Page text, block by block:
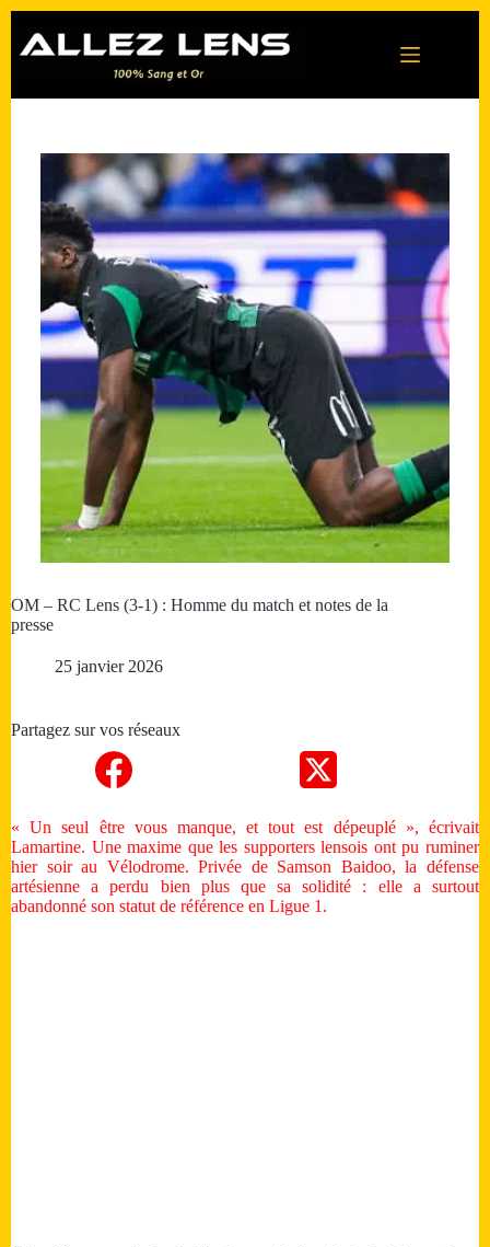
contenu
OM – RC Lens (3-1) : Homme du match et notes de la
presse
25 janvier 2026
Partagez sur vos réseaux
« Un seul être vous manque, et tout est dépeuplé », écrivait
Lamartine. Une maxime que les supporters lensois ont pu ruminer
hier soir au Vélodrome. Privée de Samson Baidoo, la défense
artésienne a perdu bien plus que sa solidité : elle a surtout
abandonné son statut de référence en Ligue 1.